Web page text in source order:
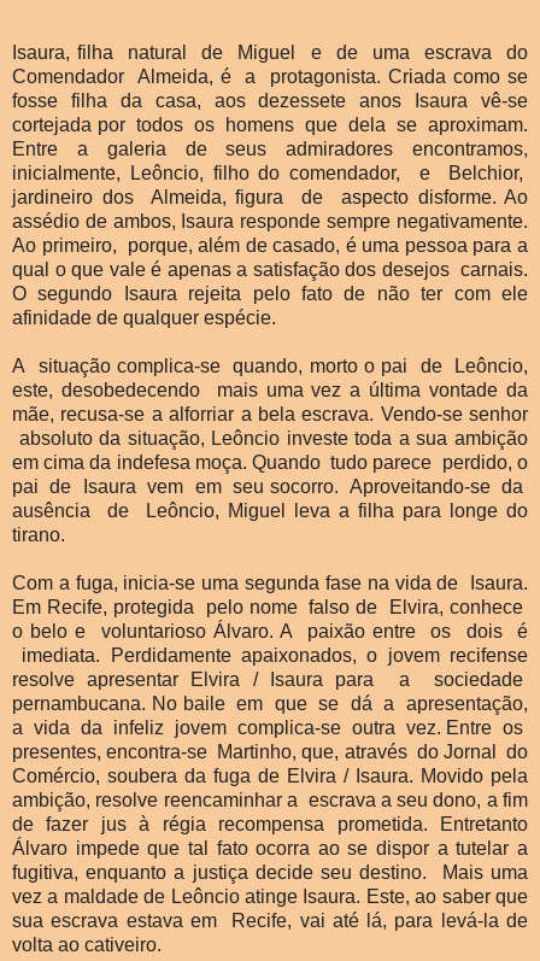
Isaura, filha natural de Miguel e de uma escrava do
Comendador Almeida, é a protagonista. Criada como se
fosse filha da casa, aos dezessete anos Isaura vê-se
cortejada por todos os homens que dela se aproximam.
Entre a galeria de seus admiradores encontramos,
inicialmente, Leôncio, filho do comendador, e Belchior,
jardineiro dos Almeida, figura de aspecto disforme. Ao
assédio de ambos, Isaura responde sempre negativamente.
Ao primeiro, porque, além de casado, é uma pessoa para a
qual o que vale é apenas a satisfação dos desejos carnais.
O segundo Isaura rejeita pelo fato de não ter com ele
afinidade de qualquer espécie.
A situação complica-se quando, morto o pai de Leôncio,
este, desobedecendo mais uma vez a última vontade da
mãe, recusa-se a alforriar a bela escrava. Vendo-se senhor
absoluto da situação, Leôncio investe toda a sua ambição
em cima da indefesa moça. Quando tudo parece perdido, o
pai de Isaura vem em seu socorro. Aproveitando-se da
ausência de Leôncio, Miguel leva a filha para longe do
tirano.
Com a fuga, inicia-se uma segunda fase na vida de Isaura.
Em Recife, protegida pelo nome falso de Elvira, conhece
o belo e voluntarioso Álvaro. A paixão entre os dois é
imediata. Perdidamente apaixonados, o jovem recifense
resolve apresentar Elvira / Isaura para a sociedade
pernambucana. No baile em que se dá a apresentação,
a vida da infeliz jovem complica-se outra vez. Entre os
presentes, encontra-se Martinho, que, através do Jornal do
Comércio, soubera da fuga de Elvira / Isaura. Movido pela
ambição, resolve reencaminhar a escrava a seu dono, a fim
de fazer jus à régia recompensa prometida. Entretanto
Álvaro impede que tal fato ocorra ao se dispor a tutelar a
fugitiva, enquanto a justiça decide seu destino. Mais uma
vez a maldade de Leôncio atinge Isaura. Este, ao saber que
sua escrava estava em Recife, vai até lá, para levá-la de
volta ao cativeiro.